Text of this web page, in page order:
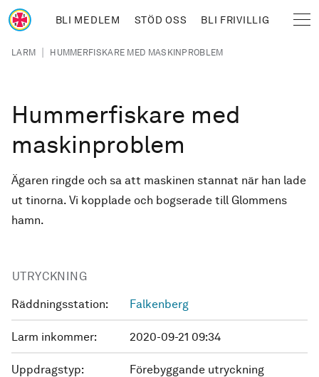
Hoppa till huvudinnehåll
BLI MEDLEM STÖD OSS BLI FRIVILLIG
Länkstig
LARM | HUMMERFISKARE MED MASKINPROBLEM
Hummerfiskare med
maskinproblem
Ägaren ringde och sa att maskinen stannat när han lade
ut tinorna. Vi kopplade och bogserade till Glommens
hamn.
UTRYCKNING
Räddningsstation: Falkenberg
Larm inkommer: 2020-09-21 09:34
Uppdragstyp: Förebyggande utryckning